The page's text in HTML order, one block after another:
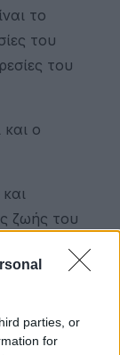
parties, or
for
το
του
του
ο
ζωής του